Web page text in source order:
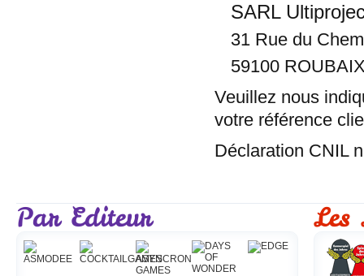
SARL
31 Rue du
59100
Veuillez nous
votre référence
Déclaration CNIL
Les
Par Editeur